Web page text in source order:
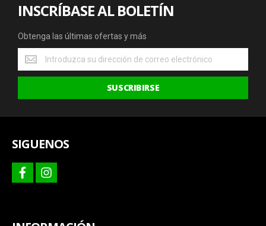
INSCRÍBASE AL BOLETÍN
Obtenga las últimas ofertas y más
Obtenga
las
últimas
y
SUSCRIBIRSE
SIGUENOS
facebookinstagram